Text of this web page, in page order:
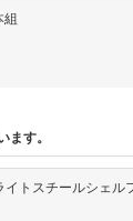
組
ます。
トスチールシェル